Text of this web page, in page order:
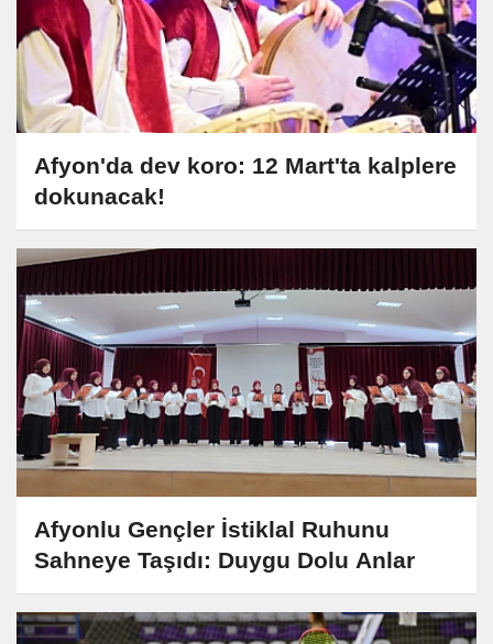
Afyon'da dev koro: 12 Mart'ta kalplere
dokunacak!
Afyonlu Gençler İstiklal Ruhunu
Sahneye Taşıdı: Duygu Dolu Anlar